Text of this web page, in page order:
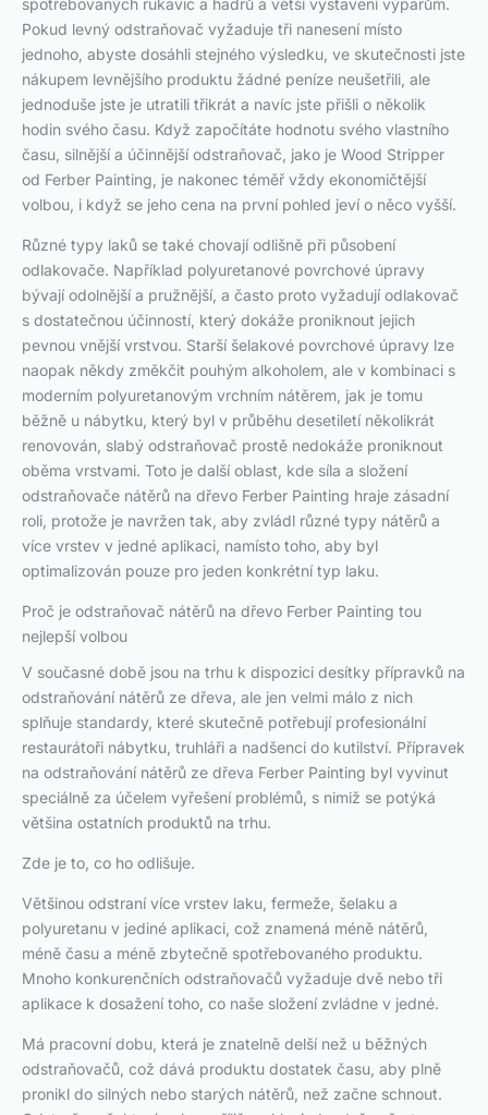
spotřebovaných rukavic a hadrů a větší vystavení výparům.
Pokud levný odstraňovač vyžaduje tři nanesení místo
jednoho, abyste dosáhli stejného výsledku, ve skutečnosti jste
nákupem levnějšího produktu žádné peníze neušetřili, ale
jednoduše jste je utratili třikrát a navíc jste přišli o několik
hodin svého času. Když započítáte hodnotu svého vlastního
času, silnější a účinnější odstraňovač, jako je Wood Stripper
od Ferber Painting, je nakonec téměř vždy ekonomičtější
volbou, i když se jeho cena na první pohled jeví o něco vyšší.
Různé typy laků se také chovají odlišně při působení
odlakovače. Například polyuretanové povrchové úpravy
bývají odolnější a pružnější, a často proto vyžadují odlakovač
s dostatečnou účinností, který dokáže proniknout jejich
pevnou vnější vrstvou. Starší šelakové povrchové úpravy lze
naopak někdy změkčit pouhým alkoholem, ale v kombinaci s
moderním polyuretanovým vrchním nátěrem, jak je tomu
běžně u nábytku, který byl v průběhu desetiletí několikrát
renovován, slabý odstraňovač prostě nedokáže proniknout
oběma vrstvami. Toto je další oblast, kde síla a složení
odstraňovače nátěrů na dřevo Ferber Painting hraje zásadní
roli, protože je navržen tak, aby zvládl různé typy nátěrů a
více vrstev v jedné aplikaci, namísto toho, aby byl
optimalizován pouze pro jeden konkrétní typ laku.
Proč je odstraňovač nátěrů na dřevo Ferber Painting tou
nejlepší volbou
V současné době jsou na trhu k dispozici desítky přípravků na
odstraňování nátěrů ze dřeva, ale jen velmi málo z nich
splňuje standardy, které skutečně potřebují profesionální
restaurátoři nábytku, truhláři a nadšenci do kutilství. Přípravek
na odstraňování nátěrů ze dřeva Ferber Painting byl vyvinut
speciálně za účelem vyřešení problémů, s nimiž se potýká
většina ostatních produktů na trhu.
Zde je to, co ho odlišuje.
Většinou odstraní více vrstev laku, fermeže, šelaku a
polyuretanu v jediné aplikaci, což znamená méně nátěrů,
méně času a méně zbytečně spotřebovaného produktu.
Mnoho konkurenčních odstraňovačů vyžaduje dvě nebo tři
aplikace k dosažení toho, co naše složení zvládne v jedné.
Má pracovní dobu, která je znatelně delší než u běžných
odstraňovačů, což dává produktu dostatek času, aby plně
pronikl do silných nebo starých nátěrů, než začne schnout.